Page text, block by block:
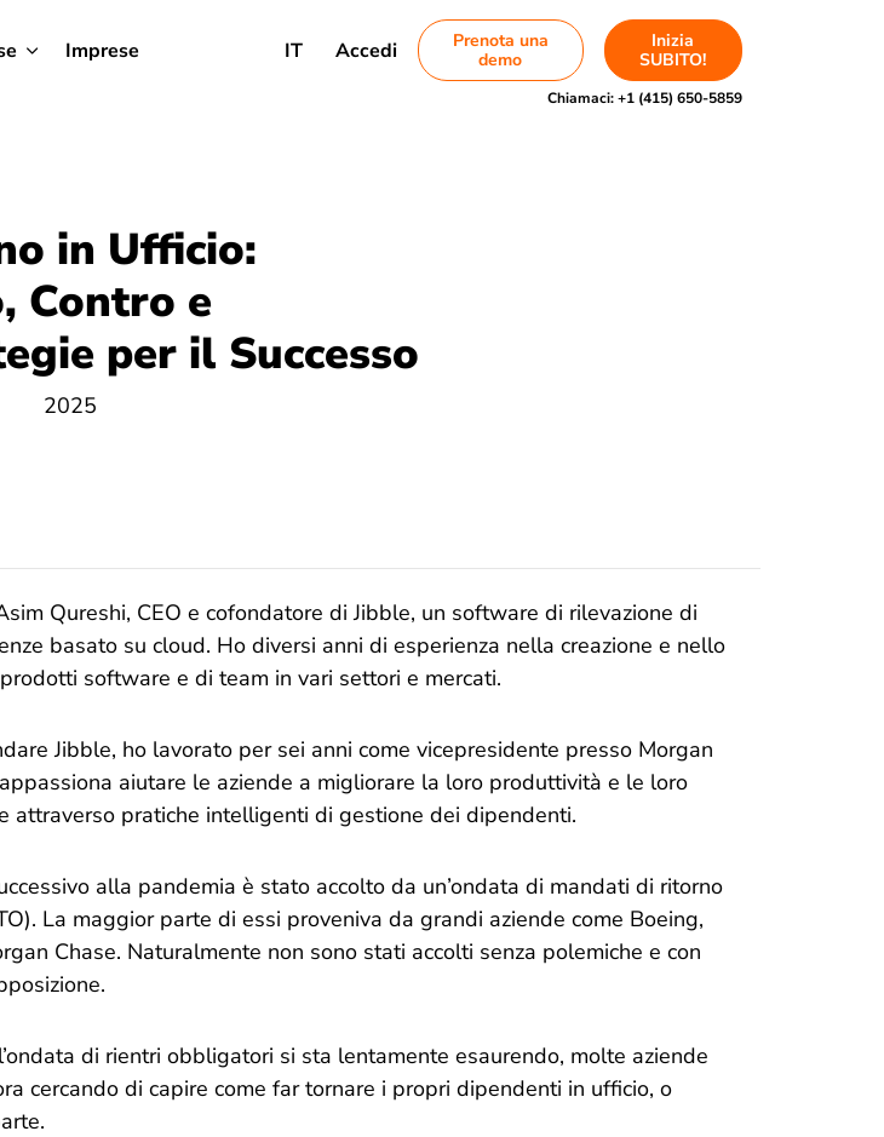
Imprese IT Accedi
Prenota una
demo
Inizia
SUBITO!
Chiamaci:+1 (415) 650-5859
in Ufficio:
Contro e
per il Successo
2025
Qureshi, CEO e cofondatore di Jibble, un software di rilevazione di
basato su cloud. Ho diversi anni di esperienza nella creazione e nello
software e di team in vari settori e mercati.
Jibble, ho lavorato per sei anni come vicepresidente presso Morgan
aiutare le aziende a migliorare la loro produttività e le loro
attraverso pratiche intelligenti di gestione dei dipendenti.
alla pandemia è stato accolto da un’ondata di mandati di ritorno
La maggior parte di essi proveniva da grandi aziende come Boeing,
Chase. Naturalmente non sono stati accolti senza polemiche e con
di rientri obbligatori si sta lentamente esaurendo, molte aziende
cercando di capire come far tornare i propri dipendenti in ufficio, o